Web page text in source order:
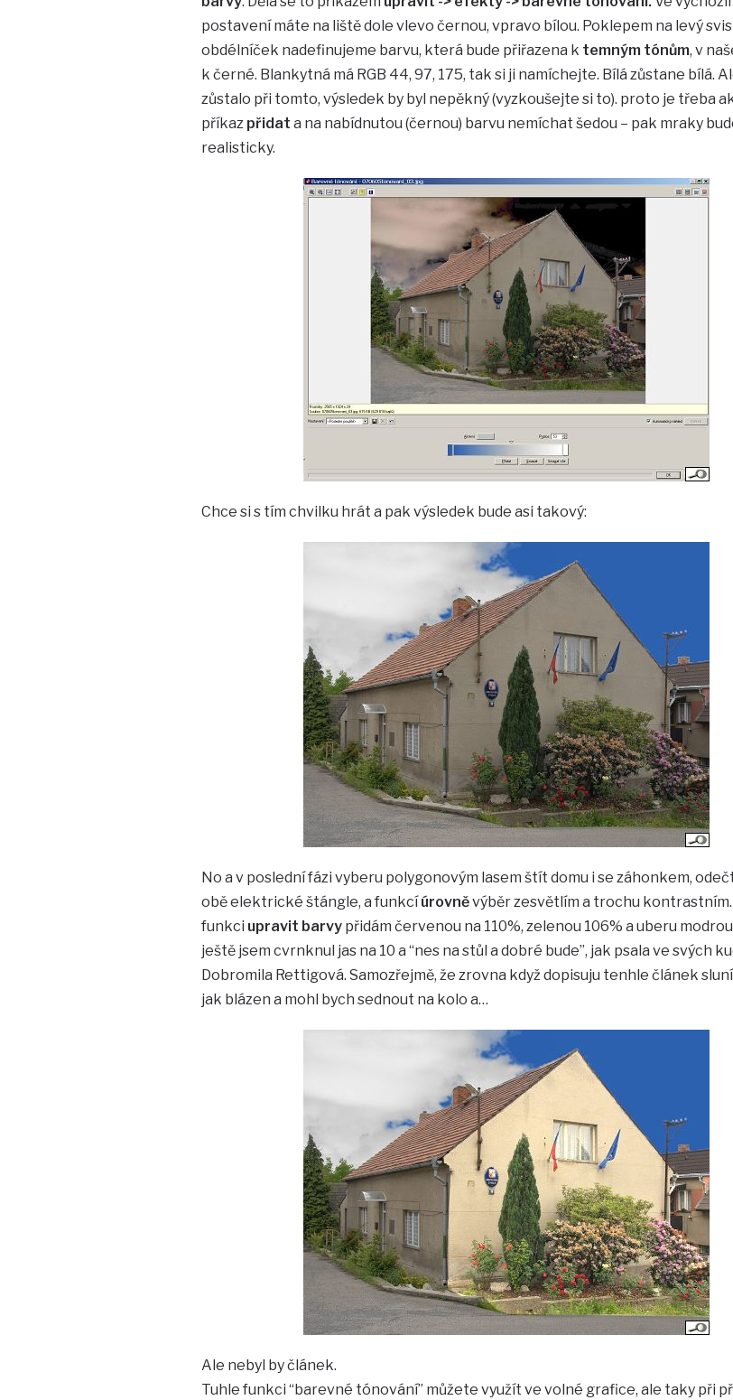
postavení máte na liště dole vlevo černou, vpravo bílou. Poklepem na levý
obdélníček nadefinujeme barvu, která bude přiřazena k temným tónům, v
k černé. Blankytná má RGB 44, 97, 175, tak si ji namíchejte. Bílá zůstane bílá.
zůstalo při tomto, výsledek by byl nepěkný (vyzkoušejte si to). proto je třeba
příkaz přidat a na nabídnutou (černou) barvu nemíchat šedou – pak mraky
realisticky.
Chce si s tím chvilku hrát a pak výsledek bude asi takový:
No a v poslední fázi vyberu polygonovým lasem štít domu i se záhonkem,
obě elektrické štángle, a funkcíúrovněvýběr zesvětlím a trochu kontrastním.
funkci upravit barvypřidám červenou na 110%, zelenou 106% a uberu
ještě jsem cvrnknul jas na 10 a “nes na stůl a dobré bude”, jak psala ve svých
Dobromila Rettigová. Samozřejmě, že zrovna když dopisuju tenhle článek
jak blázen a mohl bych sednout na kolo a…
Ale nebyl by článek.
Tuhle funkci “barevné tónování” můžete využít ve volné grafice, ale taky při